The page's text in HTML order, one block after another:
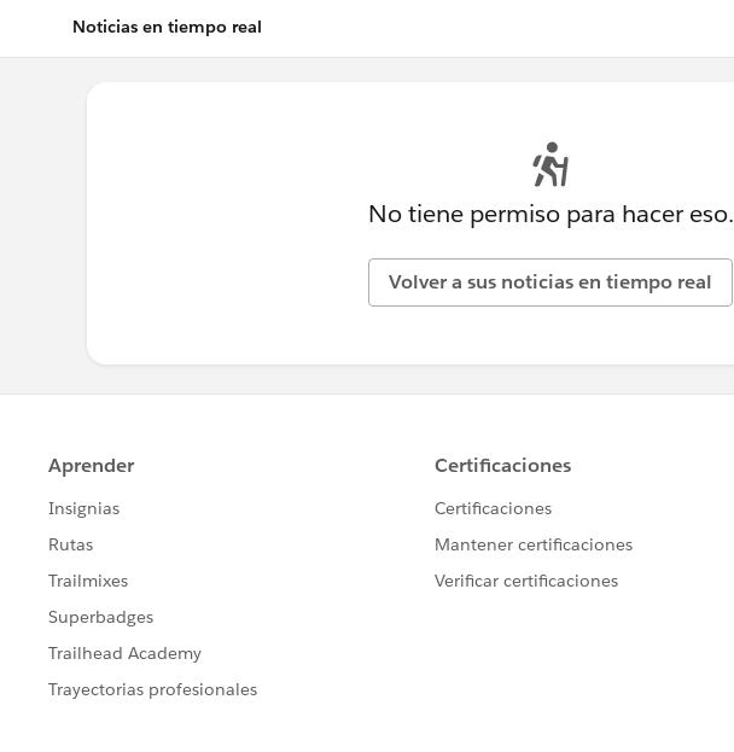
Noticias en tiempo real
No tiene permiso para hacer eso.
Volver a sus noticias en tiempo real